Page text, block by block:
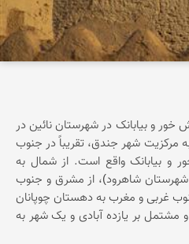
و بیابانک‌ در شهرستان‌ نائین‌ در
مرکزیت‌ شهر جندق‌، تقریباً در جنوب‌
بیابانک‌ واقع‌ است‌. از شمال‌ به‌
شاهرود)، از مشرق‌ و جنوب‌
غربی‌ و مغرب‌ به‌ دهستان‌ چوپانان‌
بر یازده‌ آبادی‌ و یک‌ شهر به‌